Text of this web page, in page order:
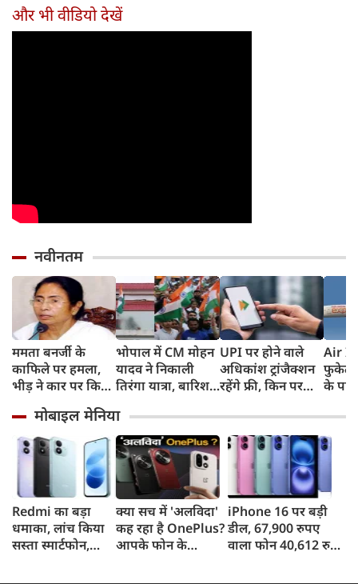
और भी वीडियो देखें
नवीनतम
ममता बनर्जी के
काफिले पर हमला,
भीड़ ने कार पर किया
पुलिस पर लगा यह
आरोप
भोपाल में CM मोहन
यादव ने निकाली
तिरंगा यात्रा, बारिश
ने दिखाया देशभक्ति
का जज्बा
UPI पर होने वाले
अधिकांश ट्रांजैक्शन
रहेंगे फ्री, किन पर
ने दिया बड़ा अपडेट
Air
फुकेट-
के
कहा-
मिली,
मोबाइल मेनिया
Redmi का बड़ा
धमाका, लांच किया
सस्ता स्मार्टफोन,
क्या सच में 'अलविदा'
कह रहा है OnePlus?
आपके फोन के
iPhone 16 पर बड़ी
डील, 67,900 रुपए
वाला फोन 40,612 रुपए